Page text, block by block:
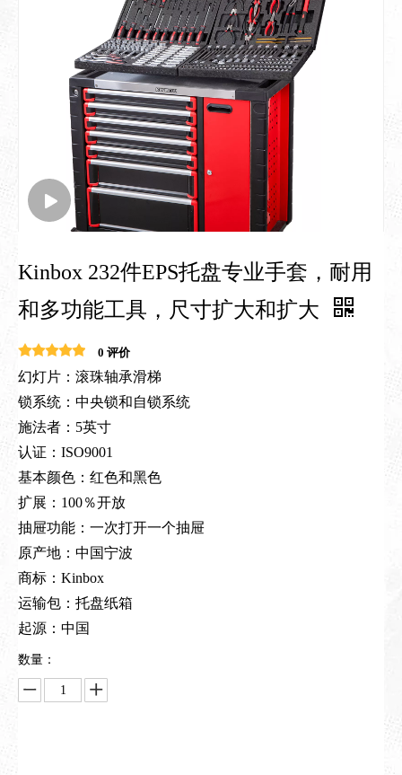
Kinbox 232件EPS托盘专业手套，耐用
和多功能工具，尺寸扩大和扩大
0 评价
幻灯片：滚珠轴承滑梯
锁系统：中央锁和自锁系统
施法者：5英寸
认证：ISO9001
基本颜色：红色和黑色
扩展：100％开放
抽屉功能：一次打开一个抽屉
原产地：中国宁波
商标：Kinbox
运输包：托盘纸箱
起源：中国
数量：